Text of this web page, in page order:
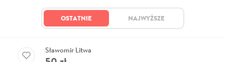
OSTATNIE NAJWYŻSZE
Sławomir Litwa